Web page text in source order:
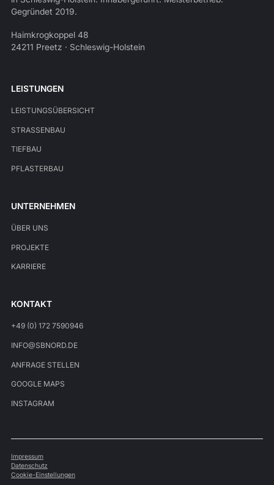
Gegründet 2019.
Haimkrogkoppel 48
24211 Preetz · Schleswig-Holstein
LEISTUNGEN
LEISTUNGSÜBERSICHT
STRASSENBAU
TIEFBAU
PFLASTERBAU
UNTERNEHMEN
ÜBER UNS
PROJEKTE
KARRIERE
KONTAKT
+49 (0) 172 7590946
INFO@SBNORD.DE
ANFRAGE STELLEN
GOOGLE MAPS
INSTAGRAM
Impressum
Datenschutz
Cookie-Einstellungen